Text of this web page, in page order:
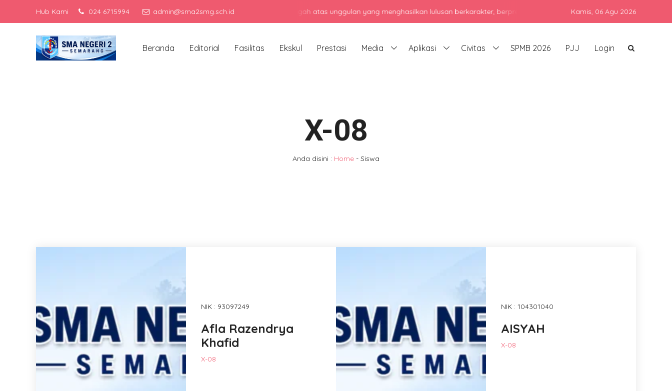
Hub Kami 024 6715994 admin@sma2smg.sch.id
Menjadi sekolah menengah atas unggulan yang menghasilkan lulusan berkarakter, berprestasi, dan siap bersaing di era global dengan tetap
Kamis, 06 Agu 2026
Beranda Editorial Fasilitas Ekskul Prestasi Media Aplikasi Civitas SPMB 2026 PJJ Login
X-08
Anda disini : Home - Siswa
NIK : 93097249
Afla Razendrya
Khafid
X-08
NIK : 104301040
AISYAH
X-08